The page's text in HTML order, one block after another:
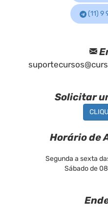
(11) 9
Solicitar
Horário de
Segunda a sexta
Sábado de